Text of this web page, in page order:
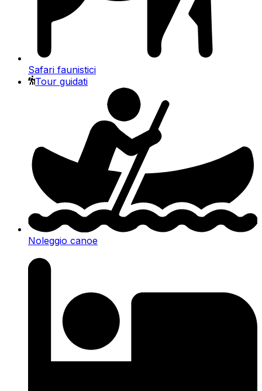
Safari faunistici
Tour guidati
Noleggio canoe